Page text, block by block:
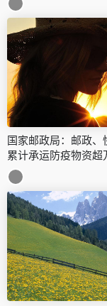
国家邮政局：邮政、
累计承运防疫物资超
吁为快递员设投递通道